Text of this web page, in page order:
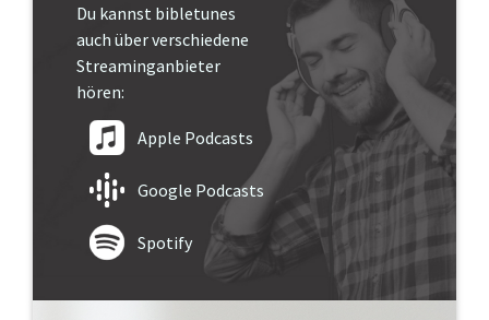
Du kannst bibletunes
auch über verschiedene
Streaminganbieter
hören:
Apple Podcasts
Google Podcasts
Spotify